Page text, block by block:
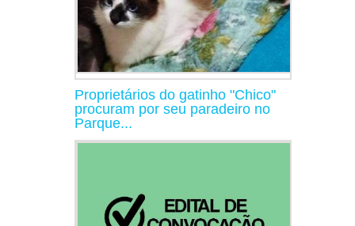
Proprietários do gatinho "Chico"
procuram por seu paradeiro no
Parque...